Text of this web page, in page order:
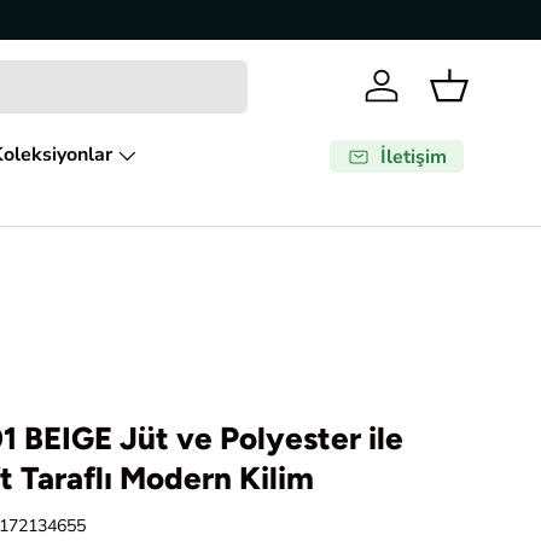
Giriş YapSepet
İletişim
BEIGE Jüt ve Polyester ile
Taraflı Modern Kilim